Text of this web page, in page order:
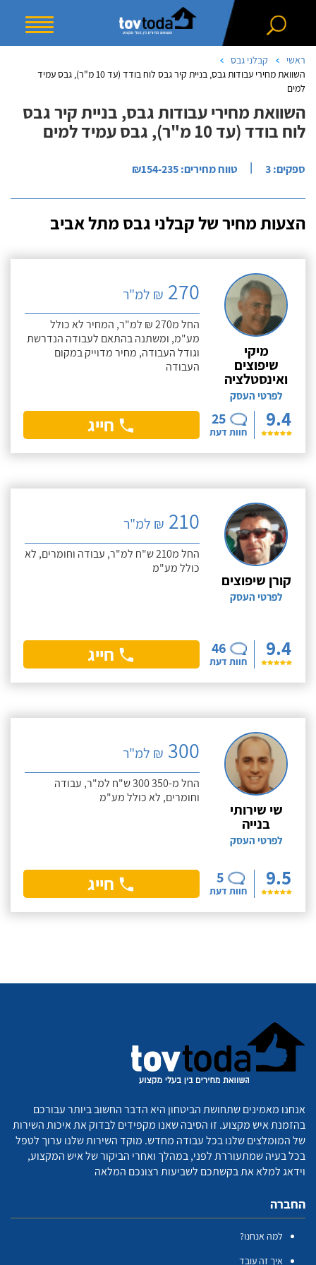
ראשי
קבלני גבס
השוואת מחירי עבודות גבס, בניית קיר גבס לוח בודד (עד 10 מ"ר), גבס עמיד
למים
השוואת מחירי עבודות גבס, בניית קיר גבס
לוח בודד (עד 10 מ"ר), גבס עמיד למים
ספקים: 3 | טווח מחירים: ₪154-235
הצעות מחיר של קבלני גבס מתל אביב
מיקי
שיפוצים
ואינסטלציה
לפרטי העסק
9.4
25
חוות דעת
270 ₪ למ"ר
החל מ270 ₪ למ"ר, המחיר לא כולל
מע"מ, ומשתנה בהתאם לעבודה הנדרשת
וגודל העבודה, מחיר מדוייק במקום
העבודה
חייג
קורן שיפוצים
לפרטי העסק
9.4
46
חוות דעת
210 ₪ למ"ר
החל מ210 ש"ח למ"ר, עבודה וחומרים, לא
כולל מע"מ
חייג
שי שירותי
בנייה
לפרטי העסק
9.5
5
חוות דעת
300 ₪ למ"ר
החל מ-350 300 ש"ח למ"ר, עבודה
וחומרים, לא כולל מע"מ
חייג
אנחנו מאמינים שתחושת הביטחון היא הדבר החשוב ביותר עבורכם
בהזמנת איש מקצוע. זו הסיבה שאנו מקפידים לבדוק את איכות השירות
של המומלצים שלנו בכל עבודה מחדש. מוקד השירות שלנו ערוך לטפל
בכל בעיה שמתעוררת לפני, במהלך ואחרי הביקור של איש המקצוע,
וידאג למלא את בקשתכם לשביעות רצונכם המלאה
החברה
למה אנחנו?
איך זה עובד